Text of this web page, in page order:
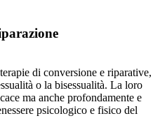
di conversione e riparative,
o la bisessualità. La loro
ma anche profondamente e
psicologico e fisico del